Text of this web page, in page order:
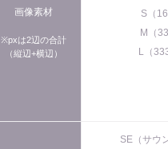
画像素材
※pxは2辺の合計
（縦辺+横辺）
S（
M（
L（
SE（サウ